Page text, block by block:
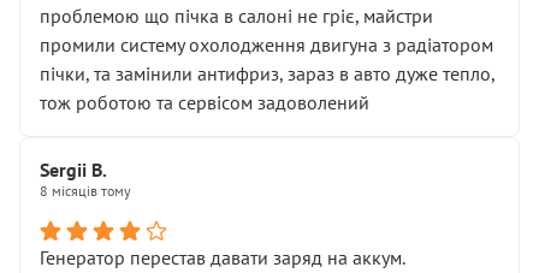
проблемою що пічка в салоні не гріє, майстри
промили систему охолодження двигуна з радіатором
пічки, та замінили антифриз, зараз в авто дуже тепло,
тож роботою та сервісом задоволений
Sergii B.
8 місяців тому
Генератор перестав давати заряд на аккум.